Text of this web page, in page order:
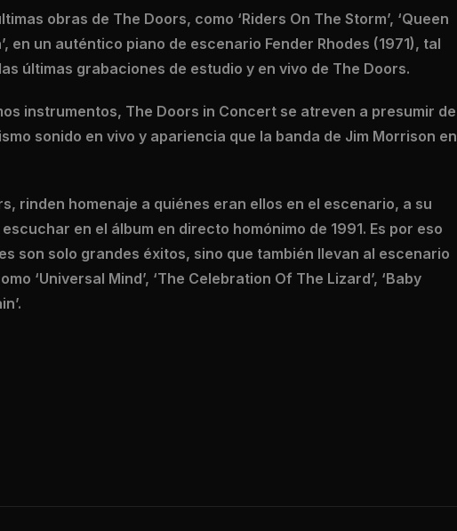
obras de The Doors, como ‘Riders On The Storm’, ‘Queen
en un auténtico piano de escenario Fender Rhodes (1971), tal
últimas grabaciones de estudio y en vivo de The Doors.
instrumentos, The Doors in Concert se atreven a presumir de
sonido en vivo y apariencia que la banda de Jim Morrison en
rinden homenaje a quiénes eran ellos en el escenario, a su
en el álbum en directo homónimo de 1991. Es por eso
son solo grandes éxitos, sino que también llevan al escenario
‘Universal Mind’, ‘The Celebration Of The Lizard’, ‘Baby